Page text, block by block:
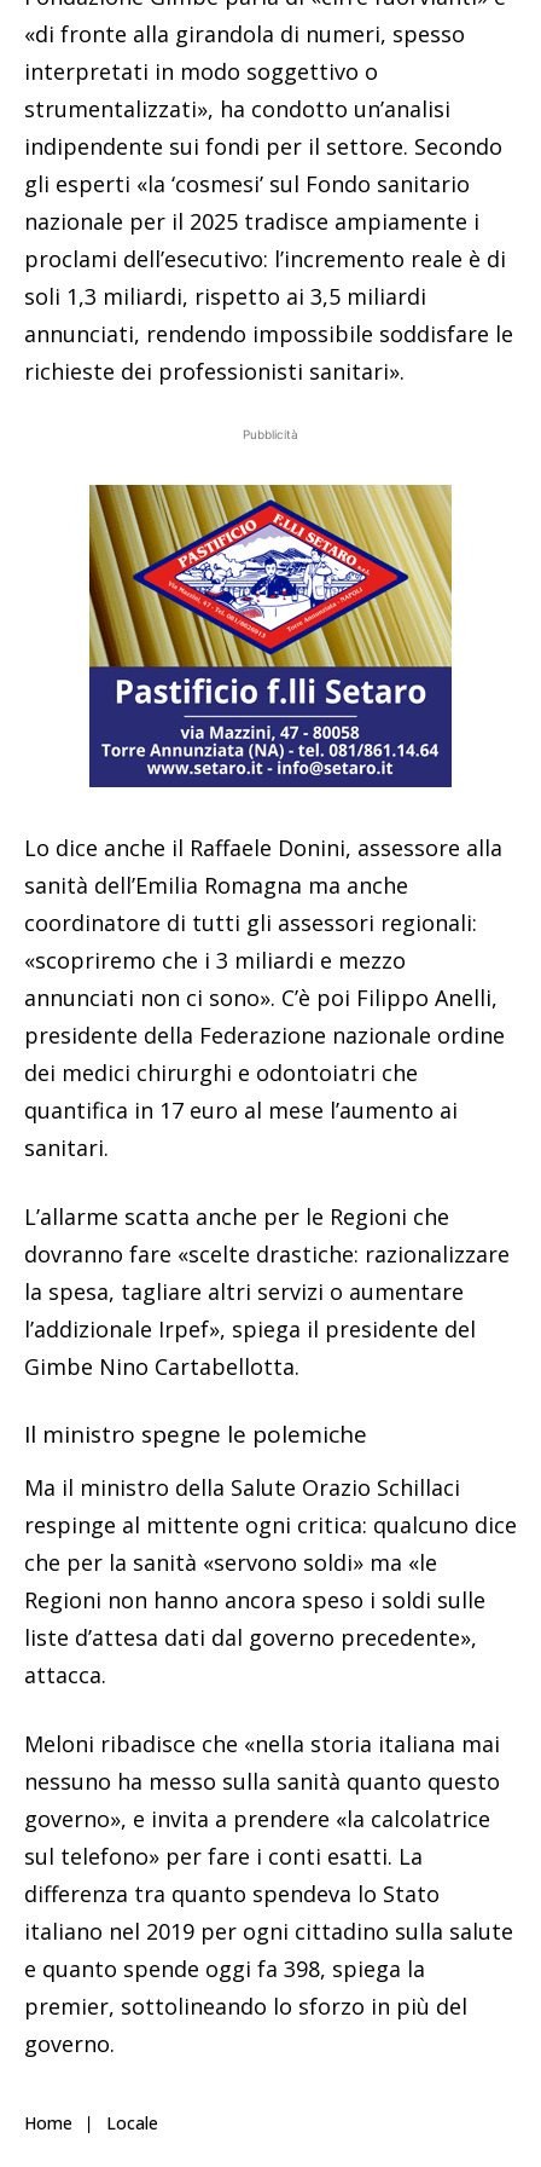
«di fronte alla girandola di numeri, spesso
interpretati in modo soggettivo o
strumentalizzati», ha condotto un’analisi
indipendente sui fondi per il settore. Secondo
gli esperti «la ‘cosmesi’ sul Fondo sanitario
nazionale per il 2025 tradisce ampiamente i
proclami dell’esecutivo: l’incremento reale è di
soli 1,3 miliardi, rispetto ai 3,5 miliardi
annunciati, rendendo impossibile soddisfare le
richieste dei professionisti sanitari».
Pubblicità
Lo dice anche il Raffaele Donini, assessore alla
sanità dell’Emilia Romagna ma anche
coordinatore di tutti gli assessori regionali:
«scopriremo che i 3 miliardi e mezzo
annunciati non ci sono». C’è poi Filippo Anelli,
presidente della Federazione nazionale ordine
dei medici chirurghi e odontoiatri che
quantifica in 17 euro al mese l’aumento ai
sanitari.
L’allarme scatta anche per le Regioni che
dovranno fare «scelte drastiche: razionalizzare
la spesa, tagliare altri servizi o aumentare
l’addizionale Irpef», spiega il presidente del
Gimbe Nino Cartabellotta.
Il ministro spegne le polemiche
Ma il ministro della Salute Orazio Schillaci
respinge al mittente ogni critica: qualcuno dice
che per la sanità «servono soldi» ma «le
Regioni non hanno ancora speso i soldi sulle
liste d’attesa dati dal governo precedente»,
attacca.
Meloni ribadisce che «nella storia italiana mai
nessuno ha messo sulla sanità quanto questo
governo», e invita a prendere «la calcolatrice
sul telefono» per fare i conti esatti. La
differenza tra quanto spendeva lo Stato
italiano nel 2019 per ogni cittadino sulla salute
e quanto spende oggi fa 398, spiega la
premier, sottolineando lo sforzo in più del
governo.
Home Locale